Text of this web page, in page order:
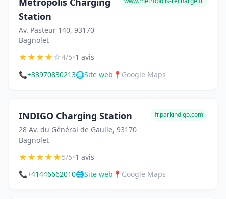
Station
Av. Pasteur 140, 93170
Bagnolet
★★★★☆4/5•1 avis
📞+33970830213🌐Site web 📍 Google Maps
INDIGO Charging Station
28 Av. du Général de Gaulle, 93170
Bagnolet
fr.parkindigo.com
★★★★★5/5•1 avis
📞+41446662010🌐Site web 📍 Google Maps